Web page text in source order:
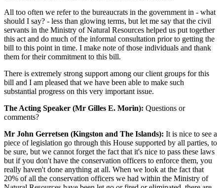
All too often we refer to the bureaucrats in the government in - what
should I say? - less than glowing terms, but let me say that the civil
servants in the Ministry of Natural Resources helped us put together
this act and do much of the informal consultation prior to getting the
bill to this point in time. I make note of those individuals and thank
them for their commitment to this bill.
There is extremely strong support among our client groups for this
bill and I am pleased that we have been able to make such
substantial progress on this very important issue.
The Acting Speaker (Mr Gilles E. Morin): Questions or
comments?
Mr John Gerretsen (Kingston and The Islands): It is nice to see a
piece of legislation go through this House supported by all parties, to
be sure, but we cannot forget the fact that it's nice to pass these laws
but if you don't have the conservation officers to enforce them, you
really haven't done anything at all. When we look at the fact that
20% of all the conservation officers we had within the Ministry of